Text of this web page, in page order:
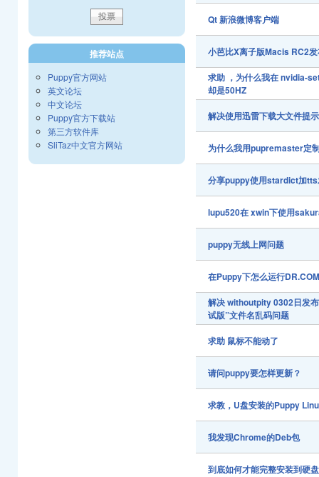
Qt 新浪微博客户端
小芭比X离子版Macis RC2
求助 ，为什么我在 nvidia-
却是50HZ
解决使用迅雷下载大文件提
为什么我用pupremaster定
分享puppy使用stardict加tts
lupu520在 xwin下使用
puppy无线上网问题
在Puppy下怎么运行
解决 withoutpity 0302日发
试版”文件名乱码问题
求助 鼠标不能动了
请问puppy要怎样更新？
求教，U盘安装的Puppy
我发现Chrome的Deb包
到底如何才能完整安装到硬
推荐站点
Puppy官方网站
英文论坛
中文论坛
Puppy官方下载站
第三方软件库
SliTaz中文官方网站